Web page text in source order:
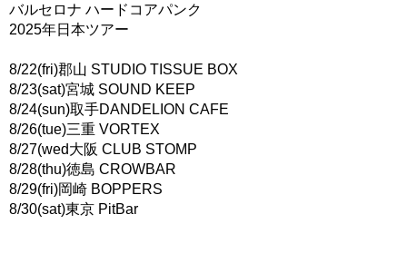
バルセロナ ハードコアパンク
2025年日本ツアー
8/22(fri)郡山 STUDIO TISSUE BOX
8/23(sat)宮城 SOUND KEEP
8/24(sun)取手DANDELION CAFE
8/26(tue)三重 VORTEX
8/27(wed大阪 CLUB STOMP
8/28(thu)徳島 CROWBAR
8/29(fri)岡崎 BOPPERS
8/30(sat)東京 PitBar